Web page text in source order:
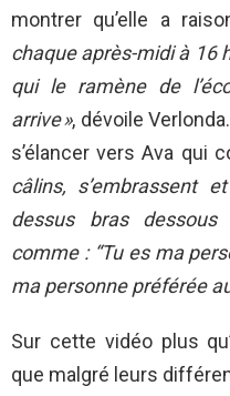
montrer qu’elle a
chaque après-midi à 16
qui le ramène de
arrive », dévoile
s’élancer vers Ava qui
câlins, s’embrassent
dessus bras
comme : “Tu es ma
ma personne préférée
Sur cette vidéo plus
que malgré leurs